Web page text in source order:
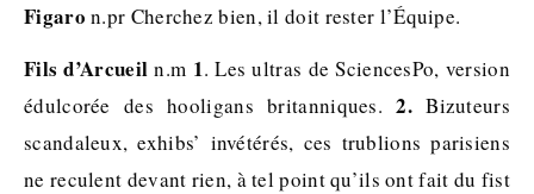
Figaro n.pr Cherchez bien, il doit rester l’Équipe.
Fils d’Arcueil n.m 1. Les ultras de SciencesPo, version
édulcorée des hooligans britanniques.2. Bizuteurs
scandaleux, exhibs’ invétérés, ces trublions parisiens
ne reculent devant rien, à tel point qu’ils ont fait du fist